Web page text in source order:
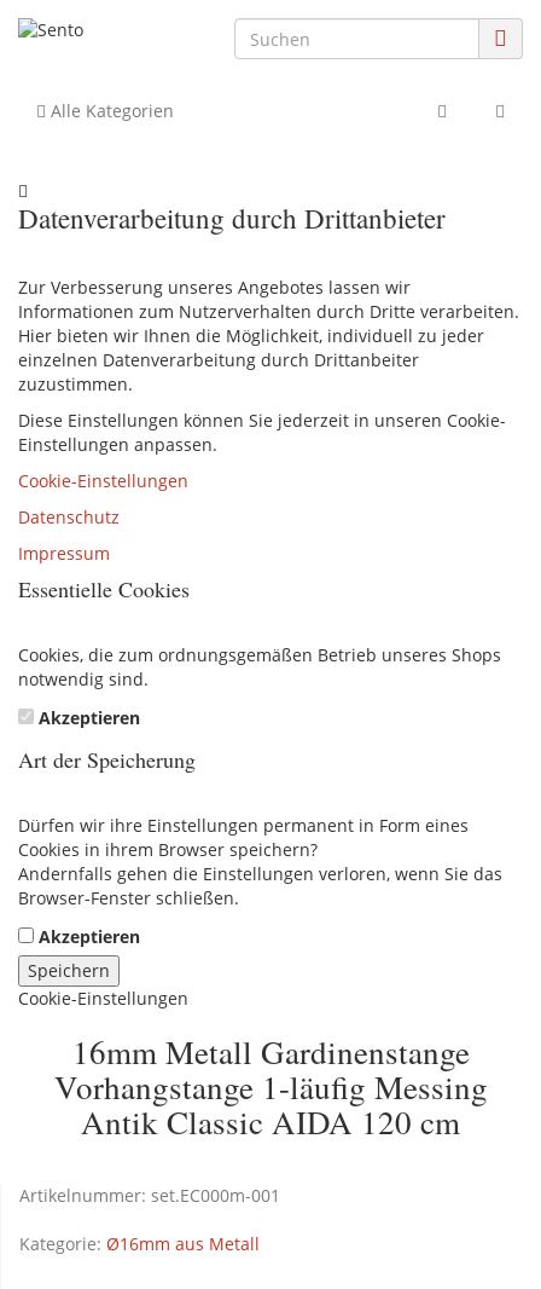
Alle Kategorien
Datenverarbeitung durch Drittanbieter
Zur Verbesserung unseres Angebotes lassen wir
Informationen zum Nutzerverhalten durch Dritte verarbeiten.
Hier bieten wir Ihnen die Möglichkeit, individuell zu jeder
einzelnen Datenverarbeitung durch Drittanbeiter
zuzustimmen.
Diese Einstellungen können Sie jederzeit in unseren Cookie-
Einstellungen anpassen.
Cookie-Einstellungen
Datenschutz
Impressum
Essentielle Cookies
Cookies, die zum ordnungsgemäßen Betrieb unseres Shops
notwendig sind.
Akzeptieren
Art der Speicherung
Dürfen wir ihre Einstellungen permanent in Form eines
Cookies in ihrem Browser speichern?
Andernfalls gehen die Einstellungen verloren, wenn Sie das
Browser-Fenster schließen.
Akzeptieren
Speichern
Cookie-Einstellungen
16mm Metall Gardinenstange
Vorhangstange 1-läufig Messing
Antik Classic AIDA 120 cm
Artikelnummer: set.EC000m-001
Kategorie: Ø16mm aus Metall